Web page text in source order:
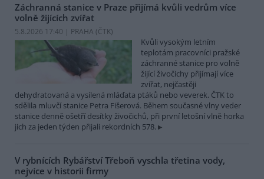
Záchranná stanice v Praze přijímá kvůli vedrům více
volně žijících zvířat
5.8.2026 17:40 | PRAHA (ČTK)
Kvůli vysokým letním
teplotám pracovníci pražské
záchranné stanice pro volně
žijící živočichy přijímají více
zvířat, nejčastěji
dehydratovaná a vysílená mláďata ptáků nebo veverek. ČTK to
sdělila mluvčí stanice Petra Fišerová. Během současné vlny veder
stanice denně ošetří desítky živočichů, při první letošní vlně horka
jich za jeden týden přijali rekordních 578.
V rybnících Rybářství Třeboň vyschla třetina vody,
nejvíce v historii firmy